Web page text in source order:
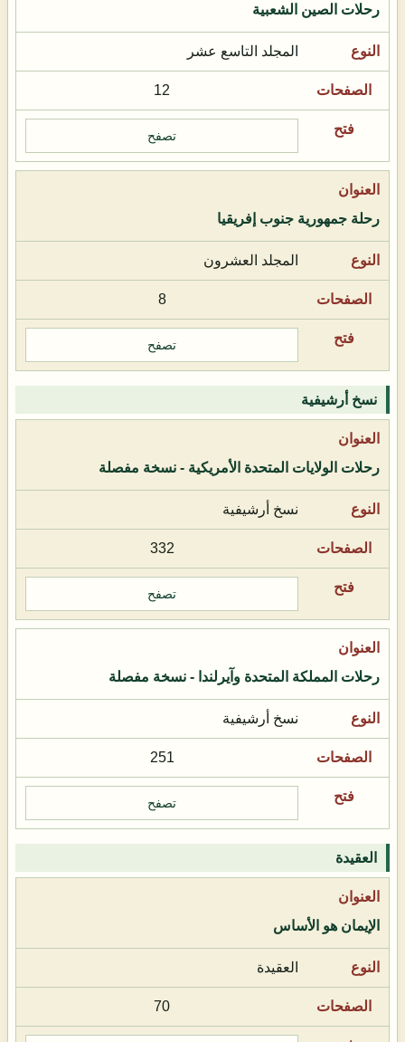
رحلات الصين الشعبية
المجلد التاسع عشر
12
تصفح
رحلة جمهورية جنوب إفريقيا
المجلد العشرون
8
تصفح
نسخ أرشيفية
رحلات الولايات المتحدة الأمريكية - نسخة مفصلة
نسخ أرشيفية
332
تصفح
رحلات المملكة المتحدة وآيرلندا - نسخة مفصلة
نسخ أرشيفية
251
تصفح
العقيدة
الإيمان هو الأساس
العقيدة
70